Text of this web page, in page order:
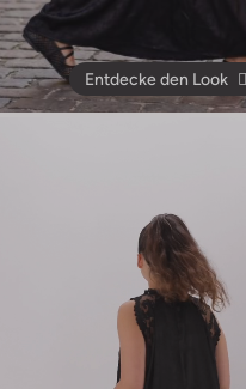
Entdecke den Look